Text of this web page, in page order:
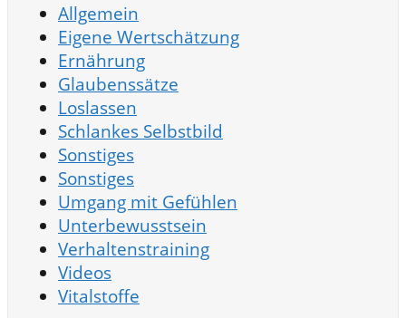
Allgemein
Eigene Wertschätzung
Ernährung
Glaubenssätze
Loslassen
Schlankes Selbstbild
Sonstiges
Sonstiges
Umgang mit Gefühlen
Unterbewusstsein
Verhaltenstraining
Videos
Vitalstoffe